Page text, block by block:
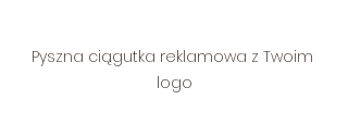
Pyszna ciągutka reklamowa z Twoim
logo